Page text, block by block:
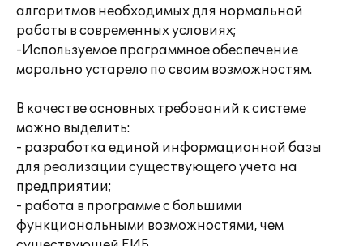
алгоритмов необходимых для нормальной
работы в современных условиях;
-Используемое программное обеспечение
морально устарело по своим возможностям.
В качестве основных требований к системе
можно выделить:
- разработка единой информационной базы
для реализации существующего учета на
предприятии;
- работа в программе с большими
функциональными возможностями, чем